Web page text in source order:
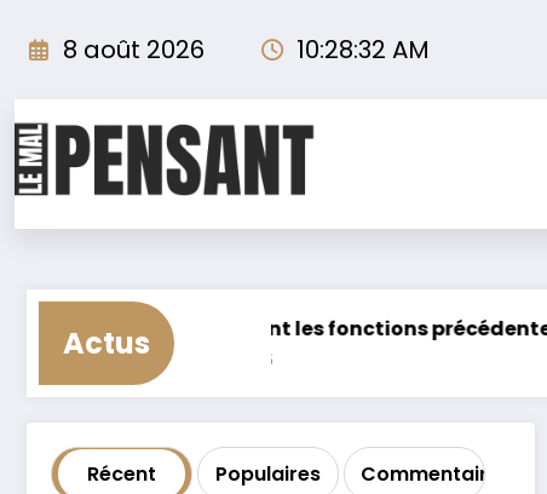
8 août 2026 10:28:35 AM
Actus
fonctions précédentes de Jean-Louis Borloo ?
Récent Populaires Commentaire